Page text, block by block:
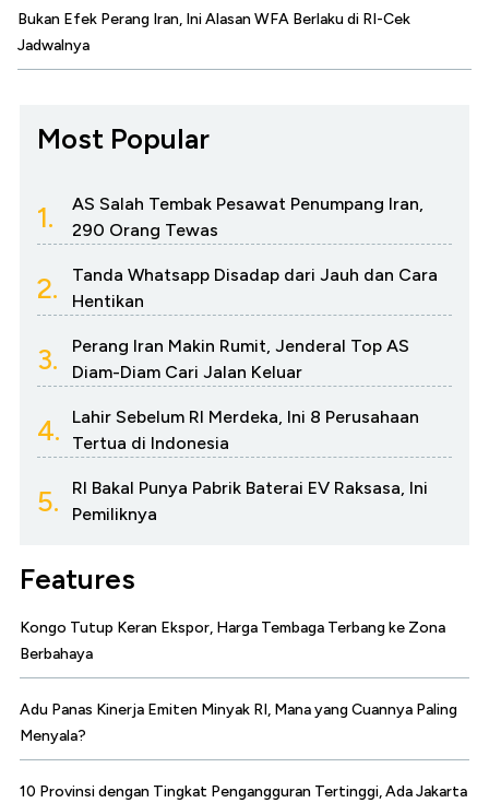
Bukan Efek Perang Iran, Ini Alasan WFA Berlaku di RI-Cek
Jadwalnya
Most Popular
1.
AS Salah Tembak Pesawat Penumpang Iran,
290 Orang Tewas
2.
Tanda Whatsapp Disadap dari Jauh dan Cara
Hentikan
3.
Perang Iran Makin Rumit, Jenderal Top AS
Diam-Diam Cari Jalan Keluar
4.
Lahir Sebelum RI Merdeka, Ini 8 Perusahaan
Tertua di Indonesia
5.
RI Bakal Punya Pabrik Baterai EV Raksasa, Ini
Pemiliknya
Features
Kongo Tutup Keran Ekspor, Harga Tembaga Terbang ke Zona
Berbahaya
Adu Panas Kinerja Emiten Minyak RI, Mana yang Cuannya Paling
Menyala?
10 Provinsi dengan Tingkat Pengangguran Tertinggi, Ada Jakarta